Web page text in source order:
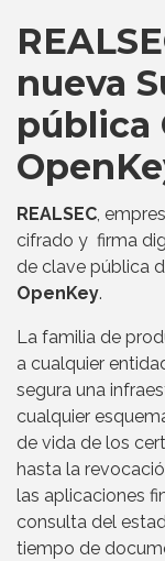
nueva
pública
REALSEC,
cifrado y firma
de clave pública
OpenKey.
La familia de
a cualquier
segura una
cualquier
de vida de los
hasta la
las aplicaciones
consulta del
tiempo de